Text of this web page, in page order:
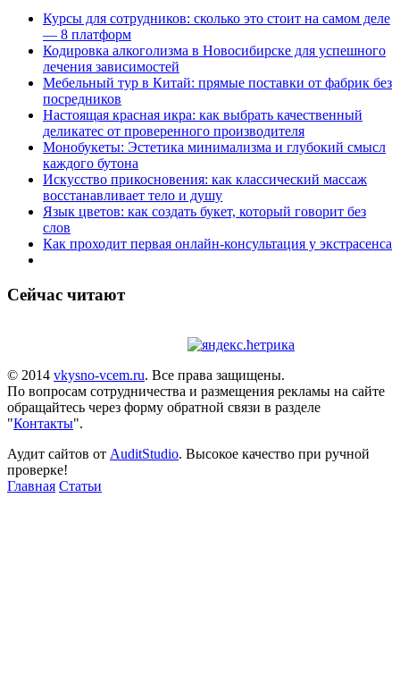
Курсы для сотрудников: сколько это стоит на самом деле
— 8 платформ
Кодировка алкоголизма в Новосибирске для успешного
лечения зависимостей
Мебельный тур в Китай: прямые поставки от фабрик без
посредников
Настоящая красная икра: как выбрать качественный
деликатес от проверенного производителя
Монобукеты: Эстетика минимализма и глубокий смысл
каждого бутона
Искусство прикосновения: как классический массаж
восстанавливает тело и душу
Язык цветов: как создать букет, который говорит без
слов
Как проходит первая онлайн-консультация у экстрасенса
Сейчас читают
© 2014 vkysno-vcem.ru. Все права защищены.
По вопросам сотрудничества и размещения рекламы на сайте
обращайтесь через форму обратной связи в разделе
"Контакты".
Аудит сайтов от AuditStudio. Высокое качество при ручной
проверке!
Главная Статьи